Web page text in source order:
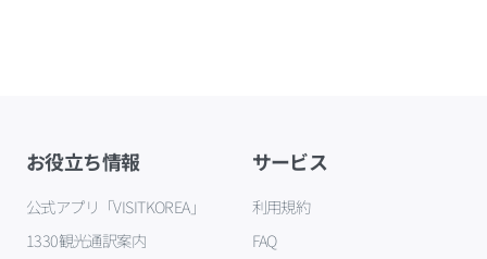
お役立ち情報
公式アプリ「VISITKOREA」
1330観光通訳案内
サービス
利用規約
FAQ